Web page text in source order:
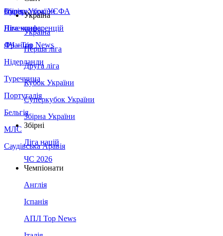
Збірна України
Італія
Німеччина
Франція
Нідерланди
Туреччина
Португалія
Бельгія
МЛС
Саудівська Аравія
Суперкубок УЄФА
Ліга конференцій
ЛЧ - Top News
Україна
Україна
Перша ліга
Друга ліга
Кубок України
Суперкубок України
Збірна України
Збірні
Ліга націй
ЧС 2026
Чемпіонати
Англія
Іспанія
АПЛ Top News